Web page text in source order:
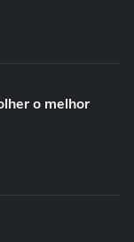
o melhor